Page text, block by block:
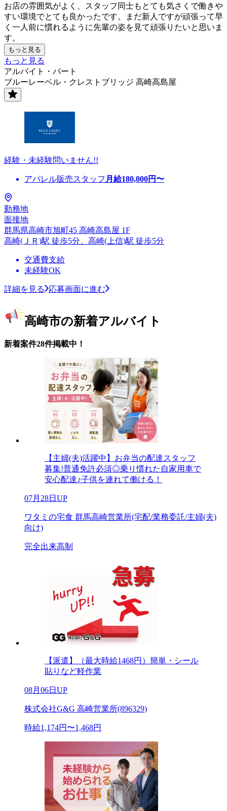
お店の雰囲気がよく、スタッフ同士もとても気さくで働きや
すい環境でとても良かったです。まだ新人ですが頑張って早
く一人前に慣れるように先輩の姿を見て頑張りたいと思いま
す。
もっと見る
もっと見る
アルバイト・パート
ブルーレーベル・クレストブリッジ 高崎高島屋
経験・未経験問いません!!
アパレル販売スタッフ 月給180,000円〜
勤務地
面接地
群馬県高崎市旭町45 高崎高島屋 1F
高崎(ＪＲ)駅 徒歩5分、高崎(上信)駅 徒歩5分
交通費支給
未経験OK
詳細を見る 応募画面に進む
高崎市の新着アルバイト
新着案件28件掲載中！
【主婦(夫)活躍中】お弁当の配達スタッフ
募集!普通免許必須◎乗り慣れた自家用車で
安心配達♪子供を連れて働ける！
07月28日UP
ワタミの宅食 群馬高崎営業所(宅配/業務委託/主婦(夫)
向け)
完全出来高制
【派遣】（最大時給1468円）簡単・シール
貼りなど軽作業
08月06日UP
株式会社G&G 高崎営業所(896329)
時給1,174円〜1,468円